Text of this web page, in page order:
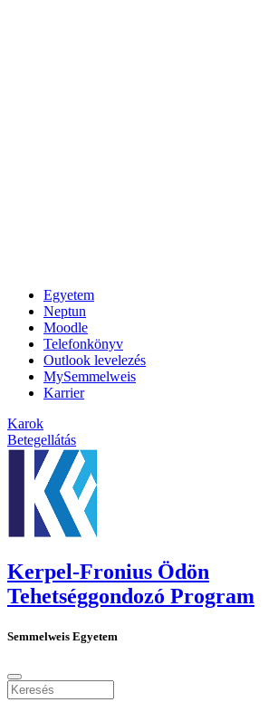
Egyetem
Neptun
Moodle
Telefonkönyv
Outlook levelezés
MySemmelweis
Karrier
Karok
Betegellátás
Kerpel-Fronius Ödön
Tehetséggondozó Program
Semmelweis Egyetem